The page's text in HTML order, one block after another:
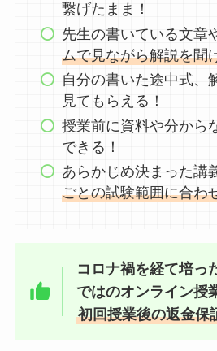
繋げたまま！
先生の書いている文章
ムで見ながら解説を聞
自分の書いた途中式、
見てもらえる！
授業前に資料や分から
できる！
あらかじめ決まった講
ごとの試験範囲に合わ
コロナ禍を経て培っ
ではのオンライン授
初回授業後の返金保